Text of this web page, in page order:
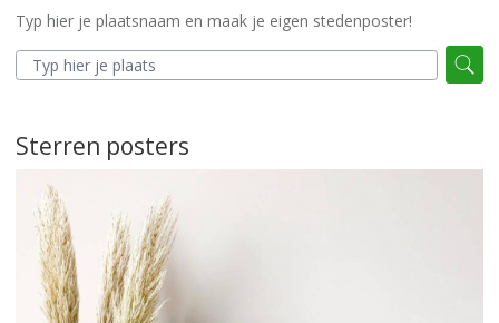
Typ hier je plaatsnaam en maak je eigen stedenposter!
Sterren posters